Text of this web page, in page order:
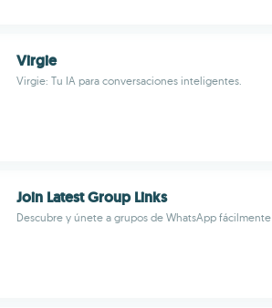
Virgie
Virgie: Tu IA para conversaciones inteligentes.
Join Latest Group Links
Descubre y únete a grupos de WhatsApp fácilmente